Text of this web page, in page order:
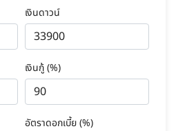
เงินดาวน์
เงินกู้ (%)
อัตราดอกเบี้ย (%)